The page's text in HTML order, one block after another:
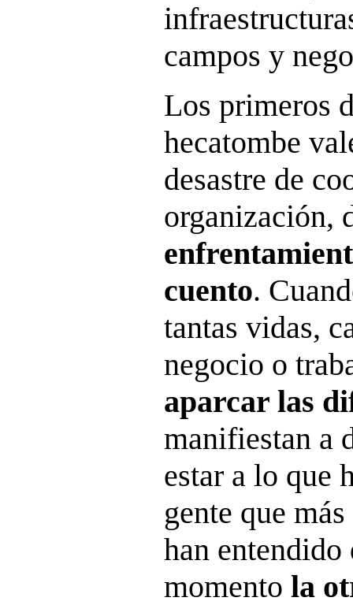
campos y
Los primeros
hecatombe
desastre de
organización,
cuento.
tantas vidas,
negocio o
aparcar las
manifiestan a
estar a lo que
gente que
han
momento la